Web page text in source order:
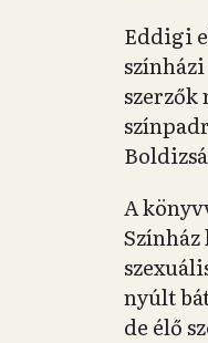
Eddigi
szerzők
A
Színház
nyúlt
de élő